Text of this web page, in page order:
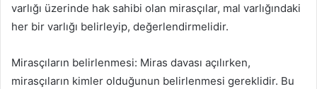
varlığı üzerinde hak sahibi olan mirasçılar, mal varlığındaki
her bir varlığı belirleyip, değerlendirmelidir.
Mirasçıların belirlenmesi: Miras davası açılırken,
mirasçıların kimler olduğunun belirlenmesi gereklidir. Bu